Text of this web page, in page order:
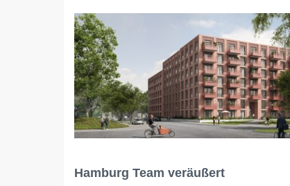
Hamburg Team veräußert